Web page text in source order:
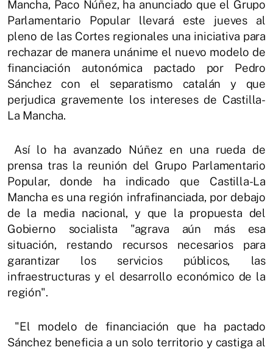
Mancha, Paco Núñez, ha anunciado que el Grupo
Parlamentario Popular llevará este jueves al
pleno de las Cortes regionales una iniciativa para
rechazar de manera unánime el nuevo modelo de
financiación autonómica pactado por Pedro
Sánchez con el separatismo catalán y que
perjudica gravemente los intereses de Castilla-
La Mancha.
Así lo ha avanzado Núñez en una rueda de
prensa tras la reunión del Grupo Parlamentario
Popular, donde ha indicado que Castilla-La
Mancha es una región infrafinanciada, por debajo
de la media nacional, y que la propuesta del
Gobierno socialista "agrava aún más esa
situación, restando recursos necesarios para
garantizar los servicios públicos, las
infraestructuras y el desarrollo económico de la
región".
"El modelo de financiación que ha pactado
Sánchez beneficia a un solo territorio y castiga al